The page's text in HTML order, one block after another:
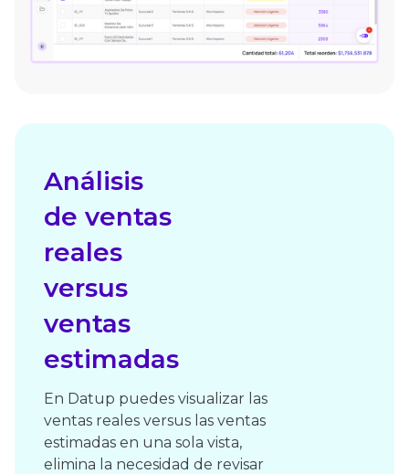
Análisis
de ventas
reales
versus
ventas
estimadas
En Datup puedes visualizar las
ventas reales versus las ventas
estimadas en una sola vista,
elimina la necesidad de revisar